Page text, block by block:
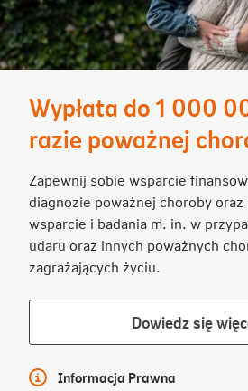
Wypłata do 1 000
razie poważnej
Zapewnij sobie wsparcie
diagnozie poważnej choroby
wsparcie i badania m. in. w
udaru oraz innych poważnych
zagrażających życiu.
Dowiedz się
Więcej informacji
Informacja Prawna